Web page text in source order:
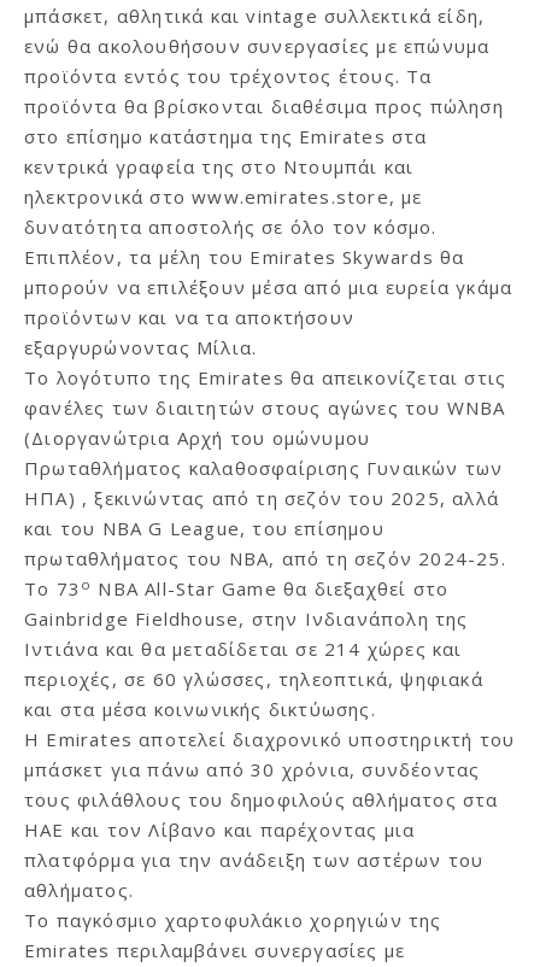
μπάσκετ, αθλητικά και vintage συλλεκτικά είδη,
ενώ θα ακολουθήσουν συνεργασίες με επώνυμα
προϊόντα εντός του τρέχοντος έτους. Τα
προϊόντα θα βρίσκονται διαθέσιμα προς πώληση
στο επίσημο κατάστημα της Emirates στα
κεντρικά γραφεία της στο Ντουμπάι και
ηλεκτρονικά στοwww.emirates.store, με
δυνατότητα αποστολής σε όλο τον κόσμο.
Επιπλέον, τα μέλη του Emirates Skywards θα
μπορούν να επιλέξουν μέσα από μια ευρεία γκάμα
προϊόντων και να τα αποκτήσουν
εξαργυρώνοντας Μίλια.
Το λογότυπο της Emirates θα απεικονίζεται στις
φανέλες των διαιτητών στους αγώνες του WNBA
(Διοργανώτρια Αρχή του ομώνυμου
Πρωταθλήματος καλαθοσφαίρισης Γυναικών των
ΗΠΑ) , ξεκινώντας από τη σεζόν του 2025, αλλά
και του NBA G League, του επίσημου
πρωταθλήματος του NBA, από τη σεζόν 2024-25.
Το 73 ο NBA All-Star Game θα διεξαχθεί στο
Gainbridge Fieldhouse, στην Ινδιανάπολη της
Ιντιάνα και θα μεταδίδεται σε 214 χώρες και
περιοχές, σε 60 γλώσσες, τηλεοπτικά, ψηφιακά
και στα μέσα κοινωνικής δικτύωσης.
Η Emirates αποτελεί διαχρονικό υποστηρικτή του
μπάσκετ για πάνω από 30 χρόνια, συνδέοντας
τους φιλάθλους του δημοφιλούς αθλήματος στα
ΗΑΕ και τον Λίβανο και παρέχοντας μια
πλατφόρμα για την ανάδειξη των αστέρων του
αθλήματος.
Το παγκόσμιο χαρτοφυλάκιο χορηγιών της
Emirates περιλαμβάνει συνεργασίες με